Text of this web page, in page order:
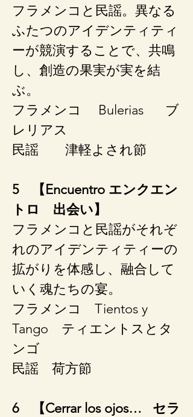
フラメンコと民謡。異なる
ふたつのアイデンティティ
ーが競演することで、共鳴
し、創造の果実が実を結
ぶ。
フラメンコ ​ Bulerias ブ
レリアス
民謡 ​​津軽よされ節
5 【Encuentro エンクエン
トロ 出会い】
フラメンコと民謡がそれぞ
れのアイデンティティーの
拡がりを体感し、融合して
いく魂たちの宴。
フラメンコ ​Tientos y
Tango ティエントスとタ
ンゴ
民謡 ​​荷方節
6 【Cerrar los ojos… セラ